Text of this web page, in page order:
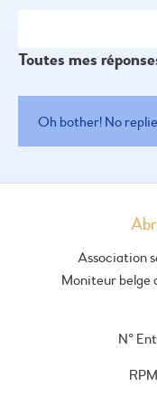
Toutes mes
Oh bother! No
Association
Moniteur
N°